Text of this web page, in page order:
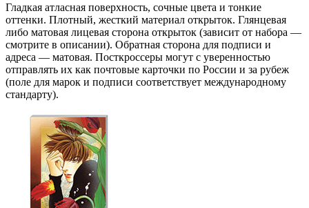
Гладкая атласная поверхность, сочные цвета и тонкие
оттенки. Плотный, жесткий материал открыток. Глянцевая
либо матовая лицевая сторона открыток (зависит от набора —
смотрите в описании). Обратная сторона для подписи и
адреса — матовая. Посткроссеры могут с уверенностью
отправлять их как почтовые карточки по России и за рубеж
(поле для марок и подписи соответствует международному
стандарту).